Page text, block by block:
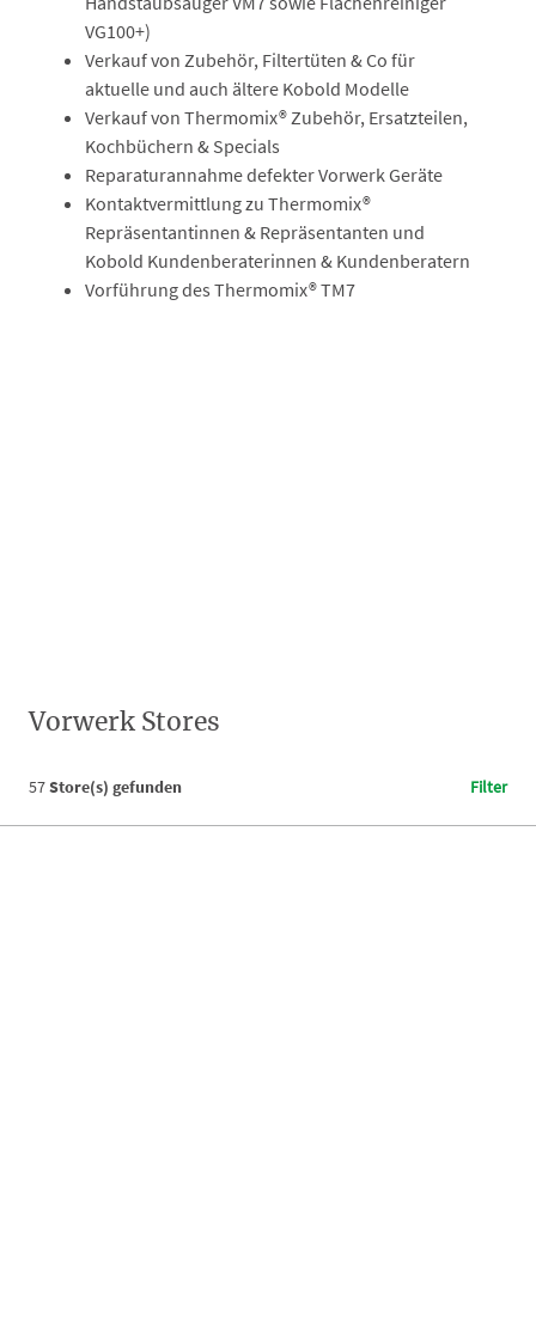
VG100+)
Verkauf von Zubehör, Filtertüten & Co für
aktuelle und auch ältere Kobold Modelle
Verkauf von Thermomix® Zubehör, Ersatzteilen,
Kochbüchern & Specials
Reparaturannahme defekter Vorwerk Geräte
Kontaktvermittlung zu Thermomix®
Repräsentantinnen & Repräsentanten und
Kobold Kundenberaterinnen & Kundenberatern
Vorführung des Thermomix® TM7
Vorwerk Stores
57Store(s) gefunden Filter